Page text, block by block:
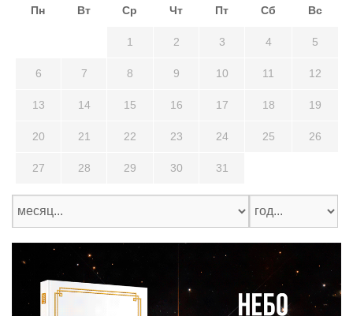
Пн Вт Ср Чт Пт Сб Вс
1 2 3 4 5
6 7 8 9 10 11 12
13 14 15 16 17 18 19
20 21 22 23 24 25 26
27 28 29 30 31